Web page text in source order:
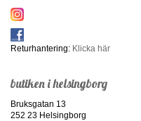
Returhantering: Klicka här
butiken i helsingborg
Bruksgatan 13
252 23 Helsingborg